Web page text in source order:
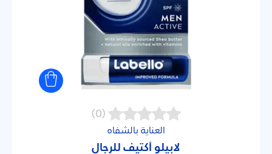
(0)
العناية بالشفاه
لابيلو أكتيف للرجال